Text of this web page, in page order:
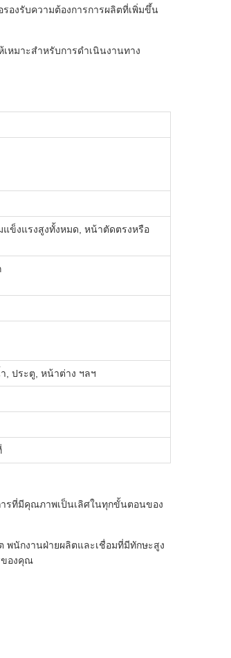
องรับความต้องการการผลิตที่เพิ่มขึ้น
หมาะสำหรับการดำเนินงานทาง
แข็งแรงสูงทั้งหมด, หน้าตัดตรงหรือ
, ประตู, หน้าต่าง ฯลฯ
รที่มีคุณภาพเป็นเลิศในทุกขั้นตอนของ
พนักงานฝ่ายผลิตและเชื่อมที่มีทักษะสูง
ของคุณ